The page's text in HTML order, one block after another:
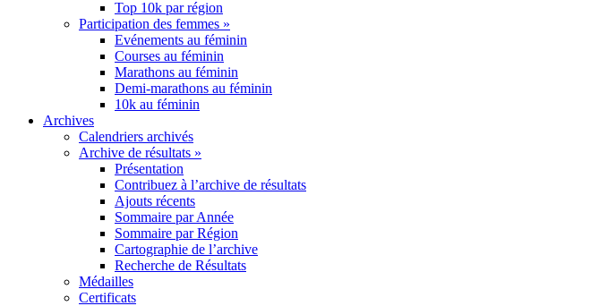
Top 10k par région
Participation des femmes »
Evénements au féminin
Courses au féminin
Marathons au féminin
Demi-marathons au féminin
10k au féminin
Archives
Calendriers archivés
Archive de résultats »
Présentation
Contribuez à l’archive de résultats
Ajouts récents
Sommaire par Année
Sommaire par Région
Cartographie de l’archive
Recherche de Résultats
Médailles
Certificats